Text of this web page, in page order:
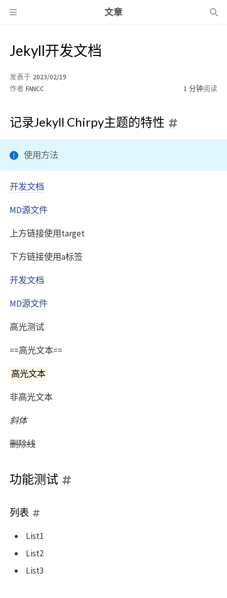
文章
Jekyll开发文档
发表于 2023/02/19
作者 FANCC 1 分钟阅读
记录Jekyll Chirpy主题的特性
使用方法
开发文档
MD源文件
上方链接使用target
下方链接使用a标签
开发文档
MD源文件
高光测试
==高光文本==
高光文本
非高光文本
斜体
删除线
功能测试
列表
List1
List2
List3